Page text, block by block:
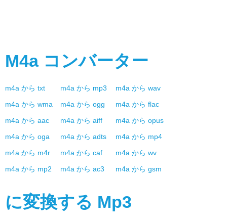
M4a コンバーター
m4a から txt m4a から mp3 m4a から wav
m4a から wma m4a から ogg m4a から flac
m4a から aac m4a から aiff m4a から opus
m4a から oga m4a から adts m4a から mp4
m4a から m4r m4a から caf m4a から wv
m4a から mp2 m4a から ac3 m4a から gsm
に変換する Mp3